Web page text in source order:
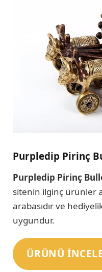
Purpledip Pirinç
Purpledip Pirinç
sitenin ilginç ürünler
arabasıdır ve
uygundur.
ÜRÜNÜ